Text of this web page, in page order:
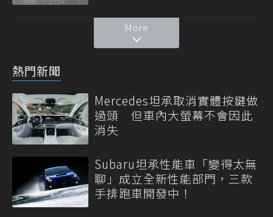
More
熱門新聞
Mercedes坦承取消實體按鍵做
過頭 但車內大螢幕不會因此
消失
Subaru坦承性能車「變得太無
聊」成立全新性能部門，三款
手排跑車開發中！